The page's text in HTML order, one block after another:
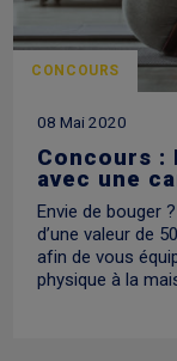
CONCOURS
08 Mai 2020
Concours :
avec une
Envie de bouger
d’une valeur de
afin de vous
physique à la